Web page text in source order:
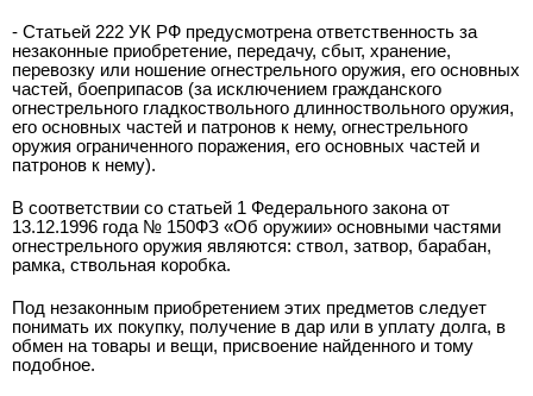
­- Статьей 222 УК РФ предусмотрена ответственность за
незаконные приобретение, передачу, сбыт, хранение,
перевозку или ношение огнестрельного оружия, его основных
частей, боеприпасов (за исключением гражданского
огнестрельного гладкоствольного длинноствольного оружия,
его основных частей и патронов к нему, огнестрельного
оружия ограниченного поражения, его основных частей и
патронов к нему).
В соответствии со статьей 1 Федерального закона от
13.12.1996 года № 150­ФЗ «Об оружии» основными частями
огнестрельного оружия являются: ствол, затвор, барабан,
рамка, ствольная коробка.
Под незаконным приобретением этих предметов следует
понимать их покупку, получение в дар или в уплату долга, в
обмен на товары и вещи, присвоение найденного и тому
подобное.